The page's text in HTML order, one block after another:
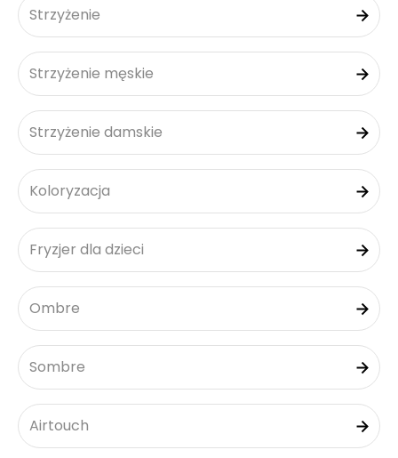
Strzyżenie
Strzyżenie męskie
Strzyżenie damskie
Koloryzacja
Fryzjer dla dzieci
Ombre
Sombre
Airtouch